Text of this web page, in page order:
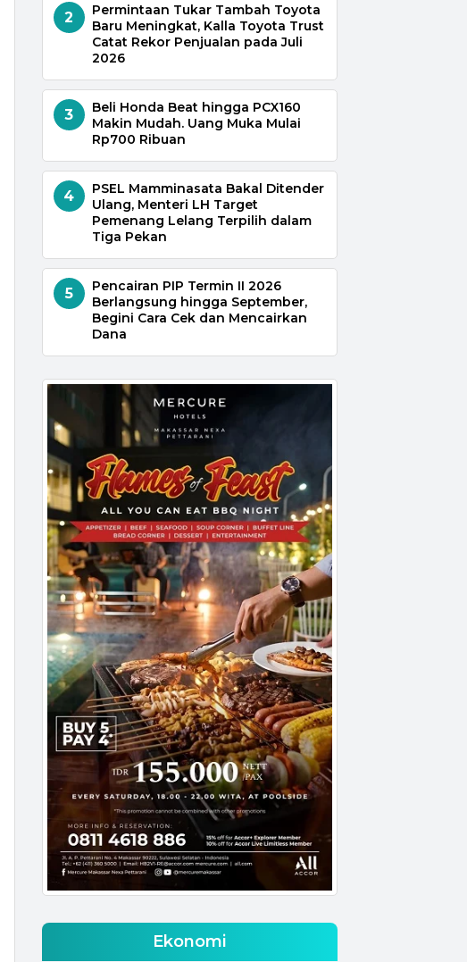
2
Permintaan Tukar Tambah Toyota
Baru Meningkat, Kalla Toyota Trust
Catat Rekor Penjualan pada Juli
2026
3
Beli Honda Beat hingga PCX160
Makin Mudah. Uang Muka Mulai
Rp700 Ribuan
4
PSEL Mamminasata Bakal Ditender
Ulang, Menteri LH Target
Pemenang Lelang Terpilih dalam
Tiga Pekan
5
Pencairan PIP Termin II 2026
Berlangsung hingga September,
Begini Cara Cek dan Mencairkan
Dana
Ekonomi